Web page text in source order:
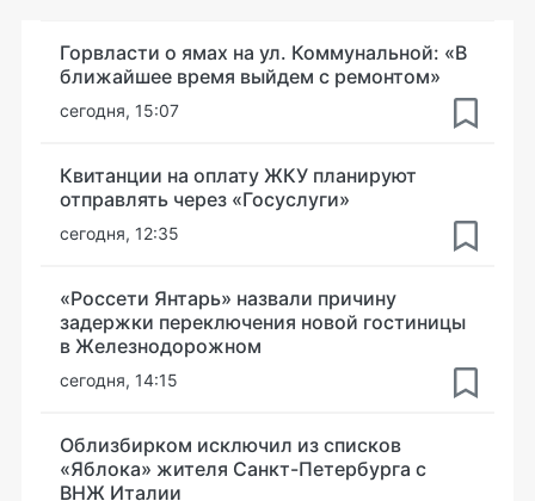
Горвласти о ямах на ул. Коммунальной: «В
ближайшее время выйдем с ремонтом»
сегодня, 15:07
Квитанции на оплату ЖКУ планируют
отправлять через «Госуслуги»
сегодня, 12:35
«Россети Янтарь» назвали причину
задержки переключения новой гостиницы
в Железнодорожном
сегодня, 14:15
Облизбирком исключил из списков
«Яблока» жителя Санкт-Петербурга с
ВНЖ Италии